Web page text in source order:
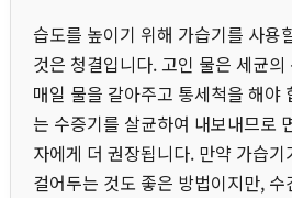
습도를 높이기 위해 가습기를 사용
것은 청결입니다. 고인 물은 세균
매일 물을 갈아주고 통세척을 해야
는 수증기를 살균하여 내보내므로
자에게 더 권장됩니다. 만약 가습
걸어두는 것도 좋은 방법이지만,